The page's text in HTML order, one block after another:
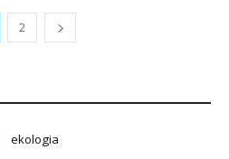
2
ekologia